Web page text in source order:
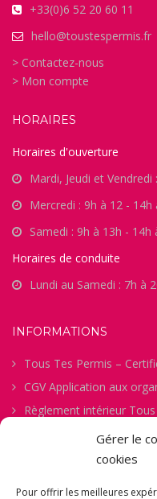
Gérer le
cookies
Pour offrir les meilleures
+33(0)6 52 20 60 11
hello@toustespermis.fr
> Contactez-nous
> Mon compte
HORAIRES
Horaires d'ouverture
Mardi, Jeudi et Vendredi
Mercredi : 9h à 12 - 14h
Samedi : 9h à 13h - 14h
Horaires de conduite
Lundi au Samedi : 7h à
INFORMATIONS
Tous Tes Permis –
CGV Application aux
Règlement intérieur
Procédure de gestion
Politique de confidentialité